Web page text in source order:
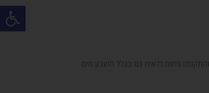
פתח
פחות כדאית גם בגלל חשבון מים